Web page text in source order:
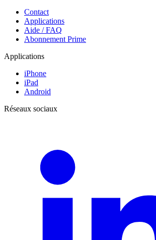
Contact
Applications
Aide / FAQ
Abonnement Prime
Applications
iPhone
iPad
Android
Réseaux sociaux